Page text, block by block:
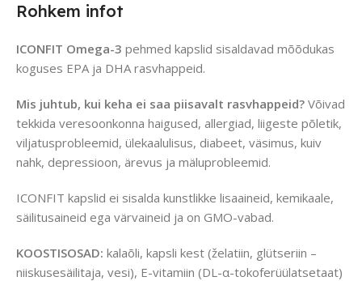
Rohkem infot
ICONFIT Omega-3 pehmed kapslid sisaldavad mõõdukas
koguses EPA ja DHA rasvhappeid.
Mis juhtub, kui keha ei saa piisavalt rasvhappeid? Võivad
tekkida veresoonkonna haigused, allergiad, liigeste põletik,
viljatusprobleemid, ülekaalulisus, diabeet, väsimus, kuiv
nahk, depressioon, ärevus ja mäluprobleemid.
ICONFIT kapslid ei sisalda kunstlikke lisaaineid, kemikaale,
säilitusaineid ega värvaineid ja on GMO-vabad.
KOOSTISOSAD: kalaõli, kapsli kest (želatiin, glütseriin –
niiskusesäilitaja, vesi), E-vitamiin (DL-α-tokoferüülatsetaat)